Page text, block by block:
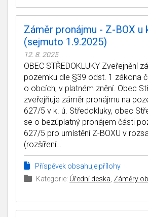
Záměr pronájmu - Z-BOX u
(sejmuto 1.9.2025)
12. 8. 2025
OBEC STŘEDOKLUKY Zveřejnění
pozemku dle §39 odst. 1 zákona
o obcích, v platném znění. Obec
zveřejňuje záměr pronájmu na
627/5 v k. ú. Středokluky, obec
se o bezúplatný pronájem části
627/5 pro umístění Z-BOXU v
(rozšíření…
Příspěvek obsahuje přílohy
Kategorie: Úřední deska, Záměry